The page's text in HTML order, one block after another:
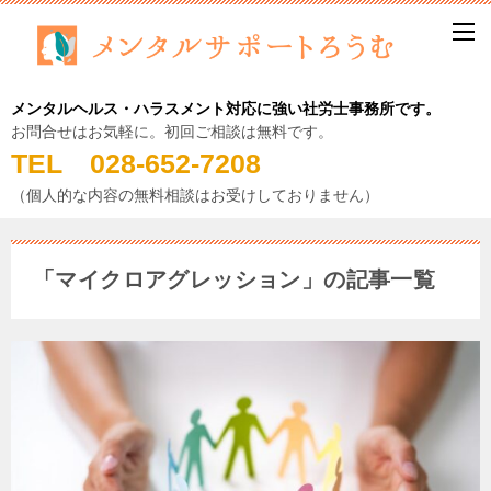
メンタルヘルス・ハラスメント対応に強い社労士事務所です。
お問合せはお気軽に。初回ご相談は無料です。
TEL 028-652-7208
（個人的な内容の無料相談はお受けしておりません）
「マイクロアグレッション」の記事一覧